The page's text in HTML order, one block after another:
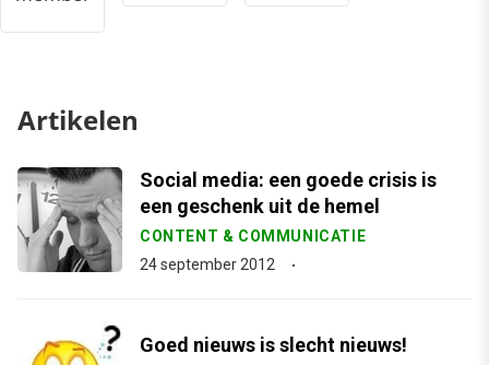
Artikelen
Social media: een goede crisis is
een geschenk uit de hemel
CONTENT & COMMUNICATIE
24 september 2012
Goed nieuws is slecht nieuws!